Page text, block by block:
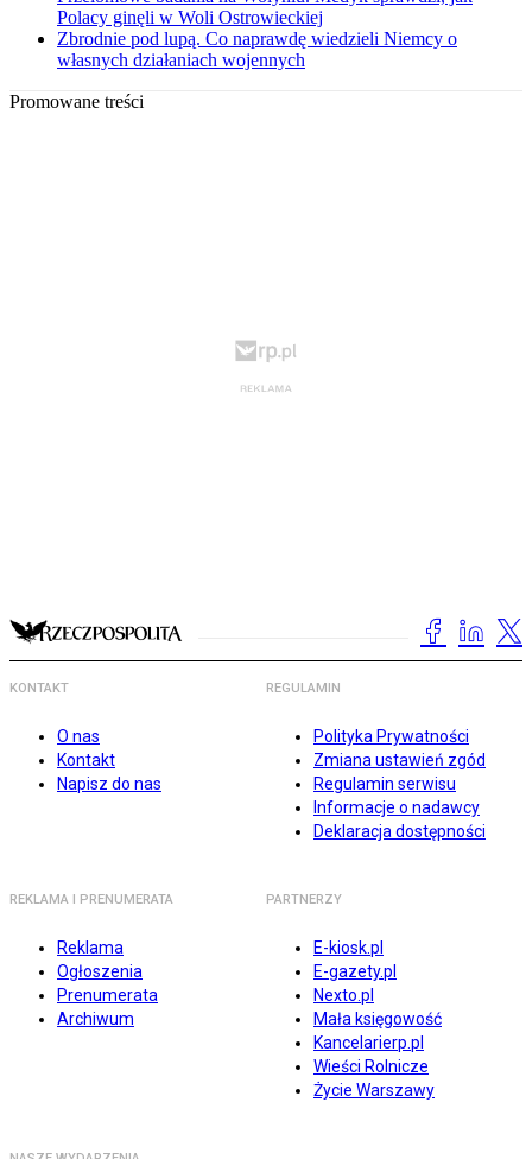
Polacy ginęli w Woli Ostrowieckiej
Zbrodnie pod lupą. Co naprawdę wiedzieli Niemcy o
własnych działaniach wojennych
Promowane treści
KONTAKT
O nas
Kontakt
Napisz do nas
REGULAMIN
Polityka Prywatności
Zmiana ustawień zgód
Regulamin serwisu
Informacje o nadawcy
Deklaracja dostępności
REKLAMA I PRENUMERATA
Reklama
Ogłoszenia
Prenumerata
Archiwum
PARTNERZY
E-kiosk.pl
E-gazety.pl
Nexto.pl
Mała księgowość
Kancelarierp.pl
Wieści Rolnicze
Życie Warszawy